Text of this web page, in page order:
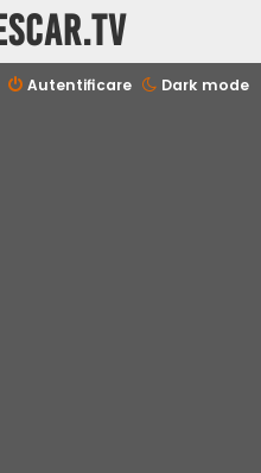
Dark mode
Autentificare